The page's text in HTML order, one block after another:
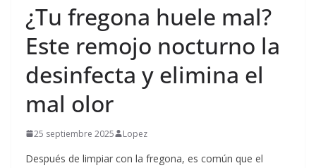
¿Tu fregona huele mal?
Este remojo nocturno la
desinfecta y elimina el
mal olor
25 septiembre 2025 Lopez
Después de limpiar con la fregona, es común que el